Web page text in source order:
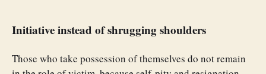
Initiative instead of shrugging shoulders
Those who take possession of themselves do not remain